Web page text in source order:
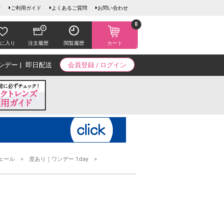
ご利用ガイド よくあるご質問 お問い合わせ
入り 注文履歴 閲覧履歴 カート
0
会員登録 / ログイン
デー 即日配送
ール
度あり｜ワンデー 1day